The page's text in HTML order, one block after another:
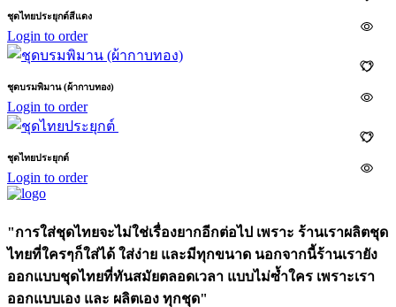
ชุดไทยประยุกต์สีแดง
Login to order
ชุดบรมพิมาน (ผ้ากาบทอง)
Login to order
ชุดไทยประยุกต์
Login to order
"การใส่ชุดไทยจะไม่ใช่เรื่องยากอีกต่อไป เพราะ ร้านเราผลิตชุด
ไทยที่ใครๆก็ใส่ได้ ใส่ง่าย และมีทุกขนาด นอกจากนี้ร้านเรายัง
ออกแบบชุดไทยที่ทันสมัยตลอดเวลา แบบไม่ซ้ำใคร เพราะเรา
ออกแบบเอง และ ผลิตเอง ทุกชุด"